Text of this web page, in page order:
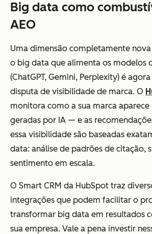
Big data como
AEO
Uma dimensão completamente
o big data que alimenta os modelos
(ChatGPT, Gemini, Perplexity) é
disputa de visibilidade de marca. O
monitora como a sua marca aparece
geradas por IA — e as
essa visibilidade são baseadas
data: análise de padrões de citação,
sentimento em escala.
O Smart CRM da HubSpot traz
integrações que podem facilitar o
transformar big data em resultados
sua empresa. Vale a pena investir